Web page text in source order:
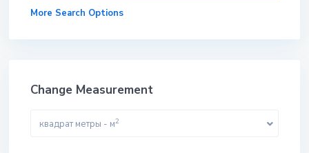
More Search Options
Change Measurement
квадрат метры - м2